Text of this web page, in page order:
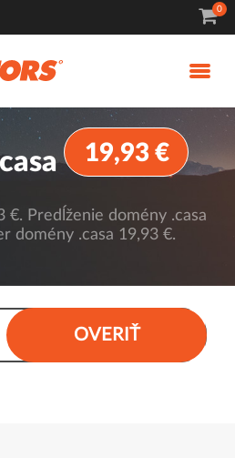
0
19,93 €
€. Predĺženie domény .casa
domény .casa 19,93 €.
OVERIŤ